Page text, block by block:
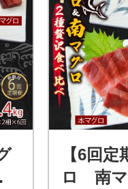
【6回
ロ 南